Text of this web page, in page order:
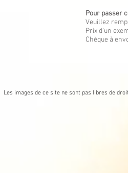
Pour passer
Veuillez
Prix d'un
Chèque à
Les images de ce site ne sont pas libres de